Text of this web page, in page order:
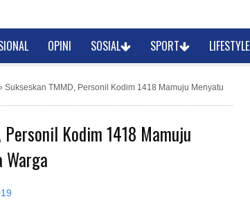
OPINI SOSIAL SPORT LIFESTYLE
Sukseskan TMMD, Personil Kodim 1418 Mamuju Menyatu
Personil Kodim 1418 Mamuju
Warga